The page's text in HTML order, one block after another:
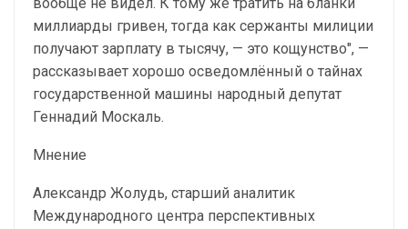
миллиарды гривен, тогда как сержанты милиции
получают зарплату в тысячу, — это кощунство", —
рассказывает хорошо осведомлённый о тайнах
государственной машины народный депутат
Геннадий Москаль.
Мнение
Александр Жолудь, старший аналитик
Международного центра перспективных